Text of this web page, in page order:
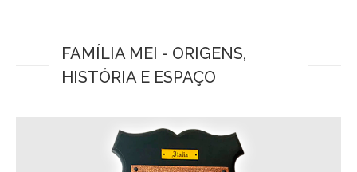
FAMÍLIA MEI - ORIGENS,
HISTÓRIA E ESPAÇO